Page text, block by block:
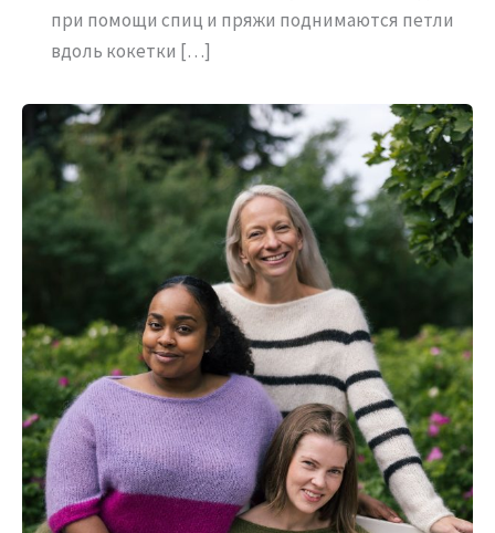
при помощи спиц и пряжи поднимаются петли
вдоль кокетки […]